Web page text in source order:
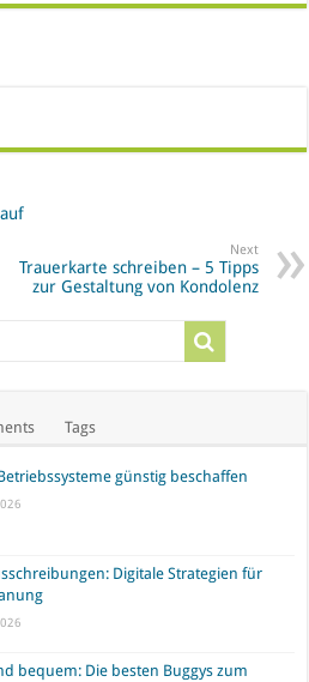
Next
Trauerkarte schreiben – 5 Tipps
zur Gestaltung von Kondolenz
Tags
günstig beschaffen
Digitale Strategien für
bequem: Die besten Buggys zum